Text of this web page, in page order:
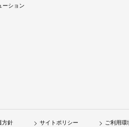
ーション
方針 サイトポリシー ご利用環